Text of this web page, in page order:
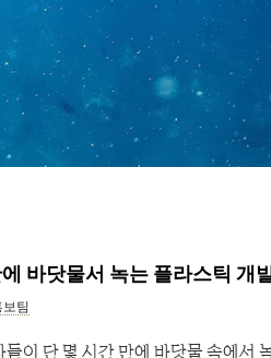
바닷물서 녹는 플라스틱 개
보팀
이 단 몇 시간 만에 바닷물 속에서